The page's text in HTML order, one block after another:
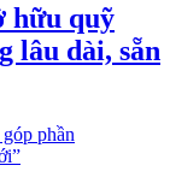
hữu quỹ
lâu dài, sẵn